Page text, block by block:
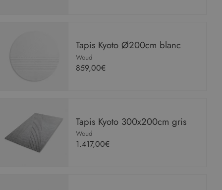
Tapis Kyoto Ø200cm blanc
Woud
859,00€
Tapis Kyoto 300x200cm gris
Woud
1.417,00€